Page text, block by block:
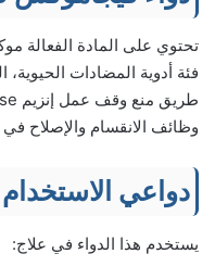
فئة أدوية المضادات الحيوية،
وظائف الانقسام والإصلاح في
دواعي الاستخدام
يستخدم هذا الدواء في علاج: